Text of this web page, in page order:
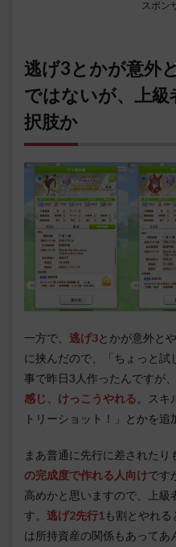
スポン
逃げ3とかが意外
ではないが、上
択肢か
一方で、 逃げ3とかが意外と
に挟んだので、「ちょっと試
事で昨日3人作ったんですが、
感じ、けっこうやれる。スキ
トリーショット！」とかを追
まあ普通に先行に差された
の完成度で作れる人向けです
高めかと思いますので、上
す。 逃げ2先行1 も割とやれ
は所持資産の関係もあってあ